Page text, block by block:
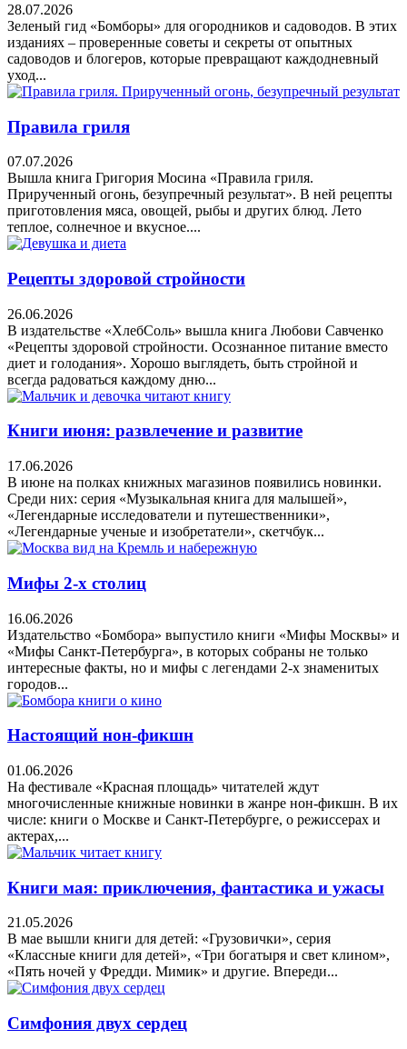
28.07.2026
Зеленый гид «Бомборы» для огородников и садоводов. В этих
изданиях – проверенные советы и секреты от опытных
садоводов и блогеров, которые превращают каждодневный
уход...
Правила гриля
07.07.2026
Вышла книга Григория Мосина «Правила гриля.
Прирученный огонь, безупречный результат». В ней рецепты
приготовления мяса, овощей, рыбы и других блюд. Лето
теплое, солнечное и вкусное....
Рецепты здоровой стройности
26.06.2026
В издательстве «ХлебСоль» вышла книга Любови Савченко
«Рецепты здоровой стройности. Осознанное питание вместо
диет и голодания». Хорошо выглядеть, быть стройной и
всегда радоваться каждому дню...
Книги июня: развлечение и развитие
17.06.2026
В июне на полках книжных магазинов появились новинки.
Среди них: серия «Музыкальная книга для малышей»,
«Легендарные исследователи и путешественники»,
«Легендарные ученые и изобретатели», скетчбук...
Мифы 2-х столиц
16.06.2026
Издательство «Бомбора» выпустило книги «Мифы Москвы» и
«Мифы Санкт-Петербурга», в которых собраны не только
интересные факты, но и мифы с легендами 2-х знаменитых
городов...
Настоящий нон-фикшн
01.06.2026
На фестивале «Красная площадь» читателей ждут
многочисленные книжные новинки в жанре нон-фикшн. В их
числе: книги о Москве и Санкт-Петербурге, о режиссерах и
актерах,...
Книги мая: приключения, фантастика и ужасы
21.05.2026
В мае вышли книги для детей: «Грузовички», серия
«Классные книги для детей», «Три богатыря и свет клином»,
«Пять ночей у Фредди. Мимик» и другие. Впереди...
Симфония двух сердец